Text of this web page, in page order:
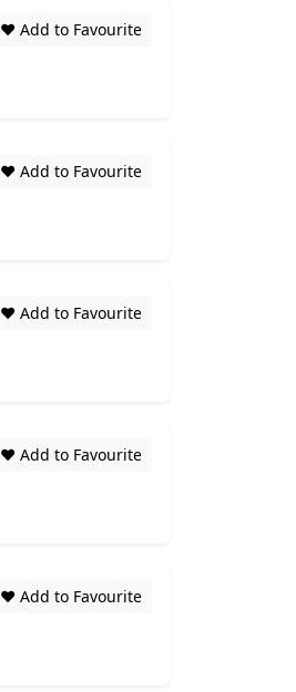
❤️ Add to Favourite
❤️ Add to Favourite
❤️ Add to Favourite
❤️ Add to Favourite
❤️ Add to Favourite